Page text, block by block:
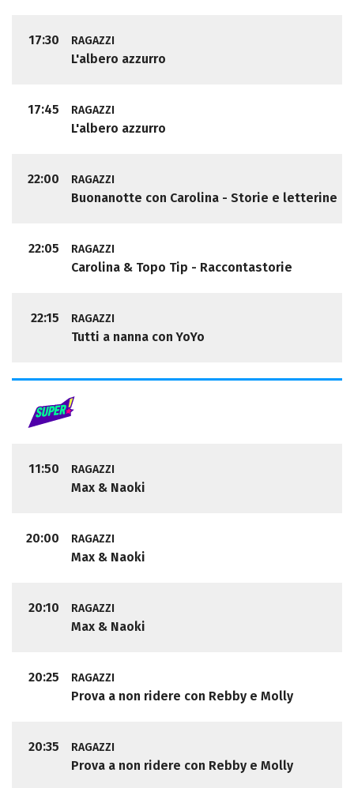
17:30 RAGAZZI
L'albero azzurro
17:45 RAGAZZI
L'albero azzurro
22:00 RAGAZZI
Buonanotte con Carolina - Storie e letterine
22:05 RAGAZZI
Carolina & Topo Tip - Raccontastorie
22:15 RAGAZZI
Tutti a nanna con YoYo
11:50 RAGAZZI
Max & Naoki
20:00 RAGAZZI
Max & Naoki
20:10 RAGAZZI
Max & Naoki
20:25 RAGAZZI
Prova a non ridere con Rebby e Molly
20:35 RAGAZZI
Prova a non ridere con Rebby e Molly